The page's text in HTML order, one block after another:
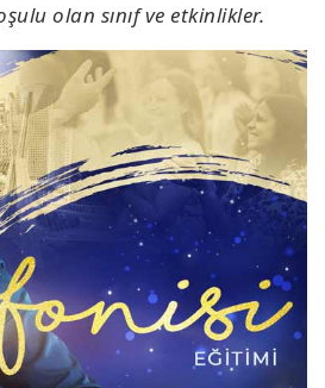
olan sınıf ve etkinlikler.